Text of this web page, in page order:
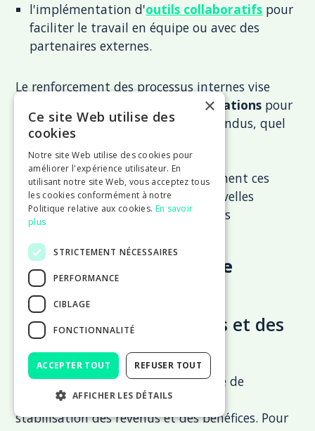
l'implémentation d'outils collaboratifs pour
faciliter le travail en équipe ou avec des
partenaires externes.
Le renforcement des processus internes vise
standardiser les opérations pour
garantir la cohérence des services rendus, quel
que soit le volume de travail.
Il est important de revoir régulièrement ces
processus pour les adapter aux nouvelles
réalités de l'entreprise et aux retours
d'expérience accumulés.
Le stade de maturité de
l'entreprise
Stabilisation des revenus et des
bénéfices
Lorsque l’entreprise atteint la phase de
maturité, elle se caractérise par une
stabilisation des revenus et des bénéfices. Pour
×
Ce site Web utilise des
cookies
Notre site Web utilise des cookies pour
améliorer l'expérience utilisateur. En
utilisant notre site Web, vous acceptez tous
les cookies conformément à notre
Politique relative aux cookies. En savoir
plus
STRICTEMENT NÉCESSAIRES
PERFORMANCE
CIBLAGE
FONCTIONNALITÉ
ACCEPTER TOUT REFUSER TOUT
AFFICHER LES DÉTAILS